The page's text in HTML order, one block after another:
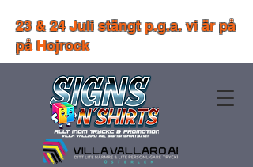
23 & 24 Juli stängt p.g.a. vi är på
på Hojrock